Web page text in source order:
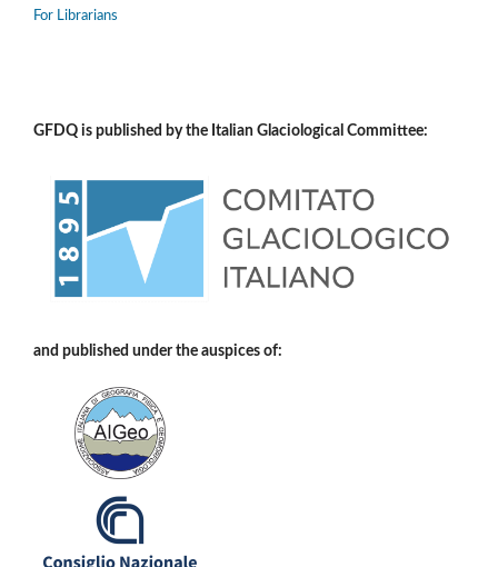
For Librarians
GFDQ is published by the Italian Glaciological Committee:
and published under the auspices of: